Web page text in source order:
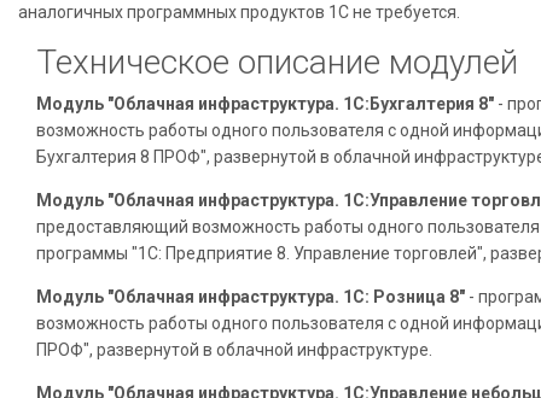
аналогичных программных продуктов 1С не требуется.
Техническое описание модулей
Модуль "Облачная инфраструктура. 1C:Бухгалтерия 8" -
возможность работы одного пользователя с одной
Бухгалтерия 8 ПРОФ", развернутой в облачной
Модуль "Облачная инфраструктура. 1C:Управление
предоставляющий возможность работы одного
программы "1С: Предприятие 8. Управление торговлей",
Модуль "Облачная инфраструктура. 1С: Розница 8" -
возможность работы одного пользователя с одной
ПРОФ", развернутой в облачной инфраструктуре.
Модуль "Облачная инфраструктура. 1С:Управление